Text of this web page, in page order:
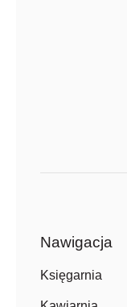
Nawigacja
Księgarnia